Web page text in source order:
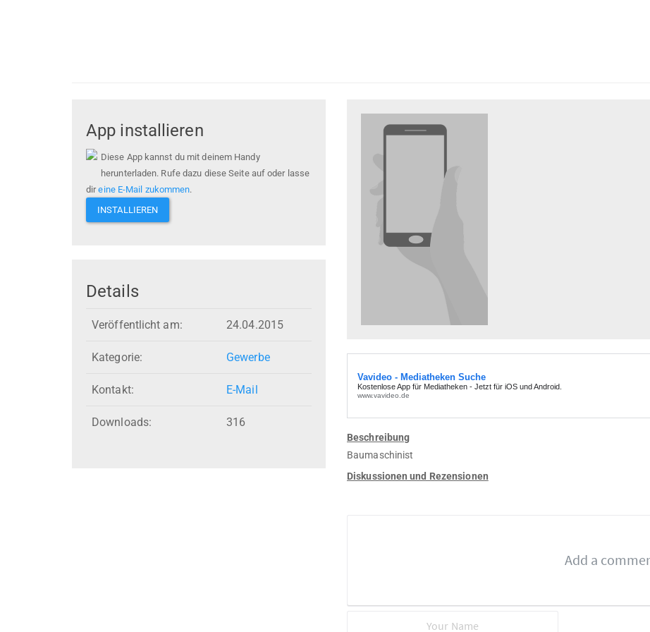
App installieren
Diese App kannst du mit deinem Handy
herunterladen. Rufe dazu diese Seite auf oder lasse
direine E-Mail zukommen.
INSTALLIEREN
Details
Veröffentlicht am: 24.04.2015
Kategorie: Gewerbe
Kontakt: E-Mail
Downloads: 316
Beschreibung
Baumaschinist
Diskussionen und Rezensionen